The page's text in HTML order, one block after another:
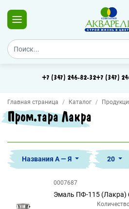
+7 (347) 246-82-32+7 (347)
Главная страница Каталог
Пром.тара Лакра
Названия А — Я 20
0007687
Эмаль ПФ-115 (Лакра)